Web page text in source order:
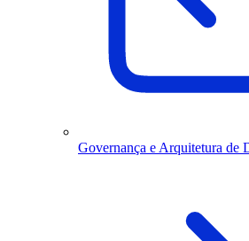
Governança e Arquitetura de